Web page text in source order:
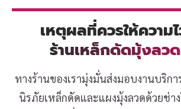
เหตุผลที่ควรให้ความไ
ร้านเหล็กดัดมุ้งลว
ทางร้านของเรามุ่งมั่นส่งมอบงานบริกา
นิรภัยเหล็กดัดและแผงมุ้งลวดด้วยช่